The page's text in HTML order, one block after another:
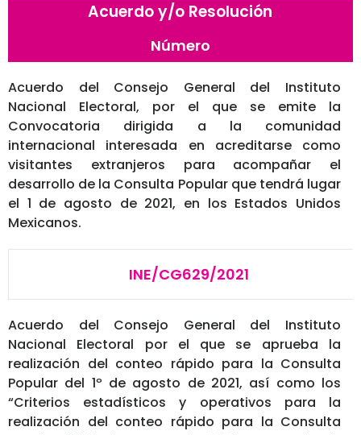
Acuerdo y/o Resolución
Número
Acuerdo del Consejo General del Instituto
Nacional Electoral, por el que se emite la
Convocatoria dirigida a la comunidad
internacional interesada en acreditarse como
visitantes extranjeros para acompañar el
desarrollo de la Consulta Popular que tendrá lugar
el 1 de agosto de 2021, en los Estados Unidos
Mexicanos.
INE/CG629/2021
Acuerdo del Consejo General del Instituto
Nacional Electoral por el que se aprueba la
realización del conteo rápido para la Consulta
Popular del 1º de agosto de 2021, así como los
“Criterios estadísticos y operativos para la
realización del conteo rápido para la Consulta